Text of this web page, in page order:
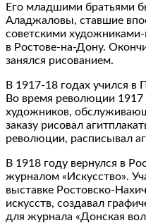
Его младшими братьями
Аладжаловы, ставшие
советскими
в Ростове-на-Дону.
занялся рисованием.
В 1917-18 годах учился в
Во время революции 1917
художников,
заказу рисовал
революции, расписывал
В 1918 году вернулся в
журналом «Искусство».
выставке Ростовско-
искусств, создавал
для журнала «Донская